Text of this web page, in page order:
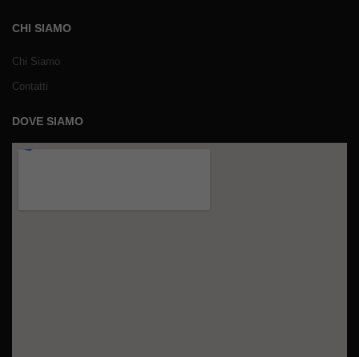
CHI SIAMO
Chi Siamo
Contatti
DOVE SIAMO